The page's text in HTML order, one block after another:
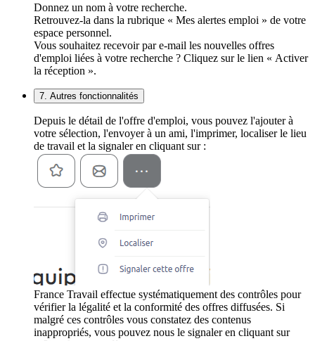
Donnez un nom à votre recherche.
Retrouvez-la dans la rubrique « Mes alertes emploi » de votre
espace personnel.
Vous souhaitez recevoir par e-mail les nouvelles offres
d'emploi liées à votre recherche ? Cliquez sur le lien « Activer
la réception ».
7. Autres fonctionnalités
Depuis le détail de l'offre d'emploi, vous pouvez l'ajouter à
votre sélection, l'envoyer à un ami, l'imprimer, localiser le lieu
de travail et la signaler en cliquant sur :
France Travail effectue systématiquement des contrôles pour
vérifier la légalité et la conformité des offres diffusées. Si
malgré ces contrôles vous constatez des contenus
inappropriés, vous pouvez nous le signaler en cliquant sur